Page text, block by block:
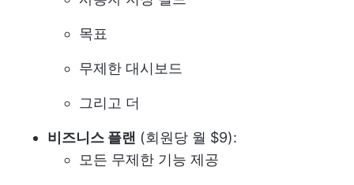
목표
무제한 대시보드
그리고 더
비즈니스 플랜 (회원당 월 $9):
모든 무제한 기능 제공